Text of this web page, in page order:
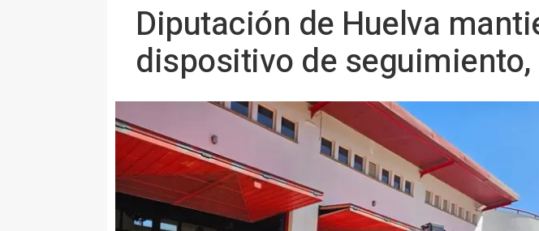
Diputación de Huelva
dispositivo de